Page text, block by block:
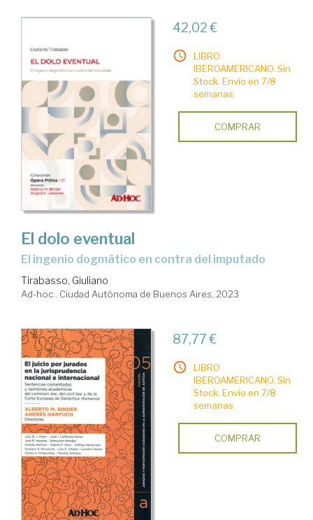
42,02 €
LIBRO
IBEROAMERICANO. Sin
Stock. Envío en 7/8
semanas.
COMPRAR
El dolo eventual
el ingenio dogmático en contra del imputado
Tirabasso, Giuliano
Ad-hoc . Ciudad Autónoma de Buenos Aires, 2023
87,77 €
LIBRO
IBEROAMERICANO. Sin
Stock. Envío en 7/8
semanas.
COMPRAR